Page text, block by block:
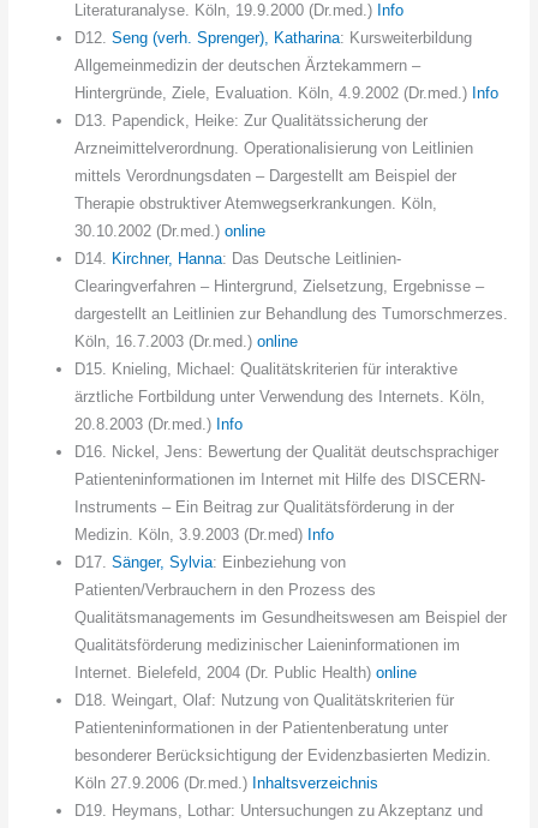
Literaturanalyse. Köln, 19.9.2000 (Dr.med.) Info
D12.Seng (verh. Sprenger), Katharina: Kursweiterbildung
Allgemeinmedizin der deutschen Ärztekammern –
Hintergründe, Ziele, Evaluation. Köln, 4.9.2002 (Dr.med.) Info
D13. Papendick, Heike: Zur Qualitätssicherung der
Arzneimittelverordnung. Operationalisierung von Leitlinien
mittels Verordnungsdaten – Dargestellt am Beispiel der
Therapie obstruktiver Atemwegserkrankungen. Köln,
30.10.2002 (Dr.med.)online
D14. Kirchner, Hanna: Das Deutsche Leitlinien-
Clearingverfahren – Hintergrund, Zielsetzung, Ergebnisse –
dargestellt an Leitlinien zur Behandlung des Tumorschmerzes.
Köln, 16.7.2003 (Dr.med.)online
D15. Knieling, Michael: Qualitätskriterien für interaktive
ärztliche Fortbildung unter Verwendung des Internets. Köln,
20.8.2003 (Dr.med.) Info
D16. Nickel, Jens: Bewertung der Qualität deutschsprachiger
Patienteninformationen im Internet mit Hilfe des DISCERN-
Instruments – Ein Beitrag zur Qualitätsförderung in der
Medizin. Köln, 3.9.2003 (Dr.med) Info
D17.Sänger, Sylvia: Einbeziehung von
Patienten/Verbrauchern in den Prozess des
Qualitätsmanagements im Gesundheitswesen am Beispiel der
Qualitätsförderung medizinischer Laieninformationen im
Internet. Bielefeld, 2004 (Dr. Public Health)online
D18. Weingart, Olaf: Nutzung von Qualitätskriterien für
Patienteninformationen in der Patientenberatung unter
besonderer Berücksichtigung der Evidenzbasierten Medizin.
Köln 27.9.2006 (Dr.med.) Inhaltsverzeichnis
D19. Heymans, Lothar: Untersuchungen zu Akzeptanz und